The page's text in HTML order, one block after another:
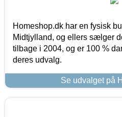
Homeshop.dk har en fysisk
Midtjylland, og ellers sælger
tilbage i 2004, og er 100 %
deres udvalg.
Se udvalget på